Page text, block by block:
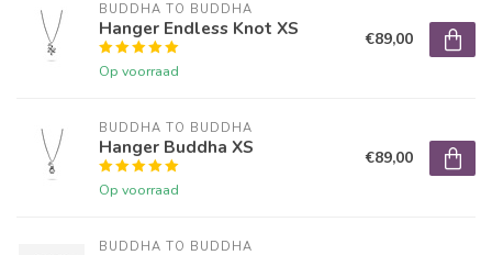
BUDDHA TO BUDDHA
Hanger Endless Knot XS
Op voorraad
€89,00
BUDDHA TO BUDDHA
Hanger Buddha XS
Op voorraad
€89,00
BUDDHA TO BUDDHA